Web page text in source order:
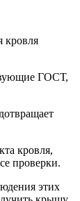
кровля
ГОСТ,
кровля,
проверки.
этих